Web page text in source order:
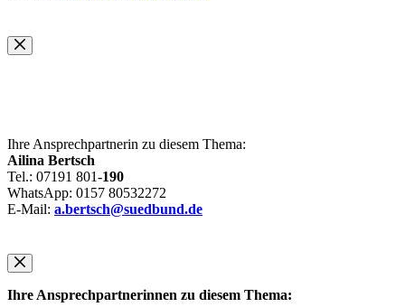
Ihre Ansprechpartnerin zu diesem Thema:
Ailina Bertsch
Tel.: 07191 801-190
WhatsApp: 0157 80532272
E-Mail: a.bertsch@suedbund.de
Ihre Ansprechpartnerinnen zu diesem Thema: